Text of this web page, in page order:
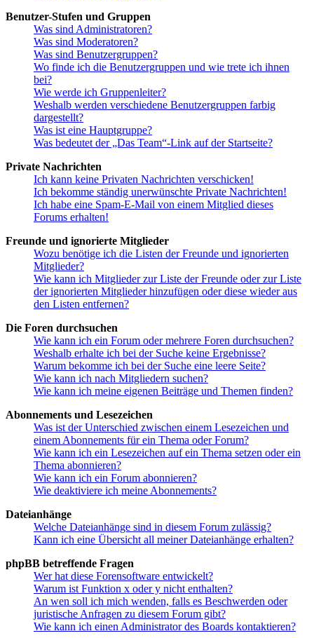
Benutzer-Stufen und Gruppen
Was sind Administratoren?
Was sind Moderatoren?
Was sind Benutzergruppen?
Wo finde ich die Benutzergruppen und wie trete ich ihnen
bei?
Wie werde ich Gruppenleiter?
Weshalb werden verschiedene Benutzergruppen farbig
dargestellt?
Was ist eine Hauptgruppe?
Was bedeutet der „Das Team“-Link auf der Startseite?
Private Nachrichten
Ich kann keine Privaten Nachrichten verschicken!
Ich bekomme ständig unerwünschte Private Nachrichten!
Ich habe eine Spam-E-Mail von einem Mitglied dieses
Forums erhalten!
Freunde und ignorierte Mitglieder
Wozu benötige ich die Listen der Freunde und ignorierten
Mitglieder?
Wie kann ich Mitglieder zur Liste der Freunde oder zur Liste
der ignorierten Mitglieder hinzufügen oder diese wieder aus
den Listen entfernen?
Die Foren durchsuchen
Wie kann ich ein Forum oder mehrere Foren durchsuchen?
Weshalb erhalte ich bei der Suche keine Ergebnisse?
Warum bekomme ich bei der Suche eine leere Seite?
Wie kann ich nach Mitgliedern suchen?
Wie kann ich meine eigenen Beiträge und Themen finden?
Abonnements und Lesezeichen
Was ist der Unterschied zwischen einem Lesezeichen und
einem Abonnements für ein Thema oder Forum?
Wie kann ich ein Lesezeichen auf ein Thema setzen oder ein
Thema abonnieren?
Wie kann ich ein Forum abonnieren?
Wie deaktiviere ich meine Abonnements?
Dateianhänge
Welche Dateianhänge sind in diesem Forum zulässig?
Kann ich eine Übersicht all meiner Dateianhänge erhalten?
phpBB betreffende Fragen
Wer hat diese Forensoftware entwickelt?
Warum ist Funktion x oder y nicht enthalten?
An wen soll ich mich wenden, falls es Beschwerden oder
juristische Anfragen zu diesem Forum gibt?
Wie kann ich einen Administrator des Boards kontaktieren?